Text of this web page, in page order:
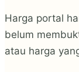
Harga portal
belum
atau harga